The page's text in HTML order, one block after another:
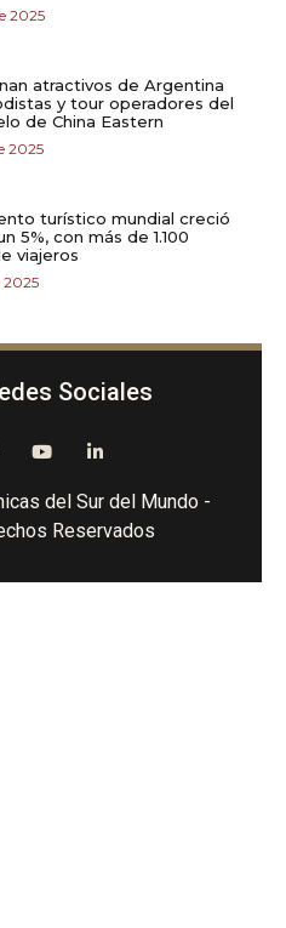
2025
atractivos de Argentina
y tour operadores del
de China Eastern
2025
turístico mundial creció
5%, con más de 1.100
viajeros
2025
Sociales
del Sur del Mundo -
Reservados